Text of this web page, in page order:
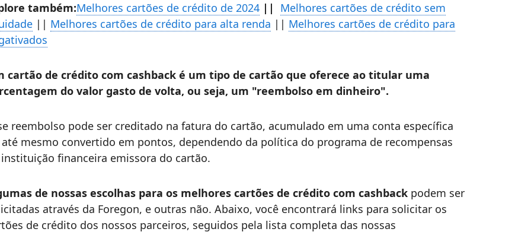
também:Melhores cartões de crédito de 2024 ||
Melhores cartões de crédito sem
|| Melhores cartões de crédito para alta renda || Melhores cartões de crédito para
cartão de crédito com cashback é um tipo de cartão que oferece ao titular uma
do valor gasto de volta, ou seja, um "reembolso em dinheiro".
reembolso pode ser creditado na fatura do cartão, acumulado em uma conta específica
mesmo convertido em pontos, dependendo da política do programa de recompensas
financeira emissora do cartão.
de nossas escolhas para os melhores cartões de crédito com cashback podem ser
através da Foregon, e outras não. Abaixo, você encontrará links para solicitar os
de crédito dos nossos parceiros, seguidos pela lista completa das nossas